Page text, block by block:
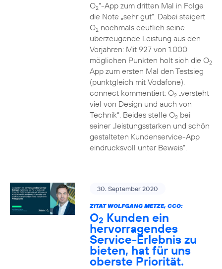
O2“-App zum dritten Mal in Folge
die Note „sehr gut“. Dabei steigert
O2nochmals deutlich seine
überzeugende Leistung aus den
Vorjahren: Mit 927 von 1.000
möglichen Punkten holt sich die O2
App zum ersten Mal den Testsieg
(punktgleich mit Vodafone).
connect kommentiert: O2„versteht
viel von Design und auch von
Technik“. Beides stelle O2bei
seiner „leistungsstarken und schön
gestalteten Kundenservice-App
eindrucksvoll unter Beweis“.
30. September 2020
ZITAT WOLFGANG METZE, CCO:
O2 Kunden ein
hervorragendes
Service-Erlebnis zu
bieten, hat für uns
oberste Priorität.